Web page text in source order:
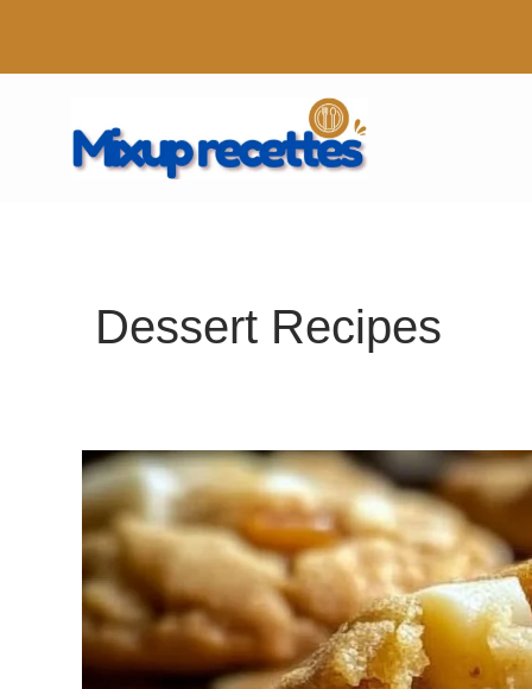
contenu
Dessert Recipes